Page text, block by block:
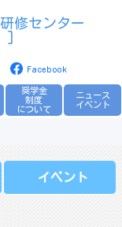
修センター
]
Facebook
奨学金
制度
について
ニュース
イベント
イベント